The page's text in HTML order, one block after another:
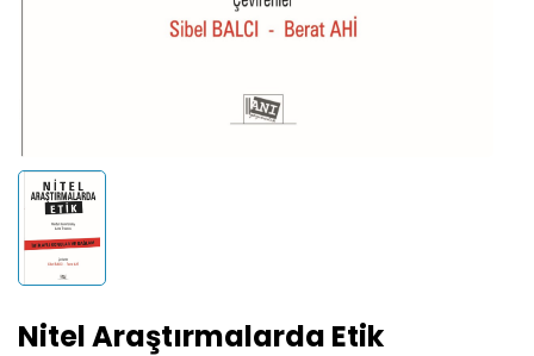
Nitel Araştırmalarda Etik